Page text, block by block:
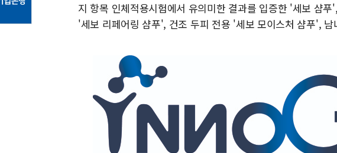
지 항목 인체적용시험에서 유의미한 결과를 입증한 '세보 샴
'세보 리페어링 샴푸', 건조 두피 전용 '세보 모이스처 샴푸',